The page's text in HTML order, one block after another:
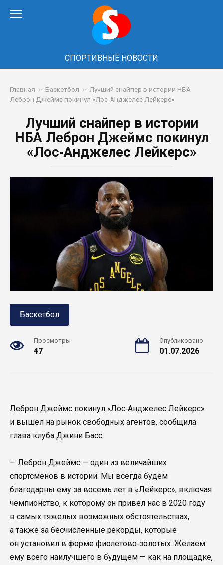
СПОРТИВНЫЕ НОВОСТИ
Главная » Баскетбол » Лучший снайпер в истории НБА
Леброн Джеймс покинул «Лос‑Анджелес Лейкерс»
Лучший снайпер в истории
НБА Леброн Джеймс покинул
«Лос‑Анджелес Лейкерс»
Баскетбол
Просмотры
47
Опубликовано
01.07.2026
Леброн Джеймс покинул «Лос‑Анджелес Лейкерс»
и вышел на рынок свободных агентов, сообщила
глава клуба Джини Басс.
— Леброн Джеймс — один из величайших
спортсменов в истории. Мы всегда будем
благодарны ему за восемь лет в «Лейкерс», включая
чемпионство, к которому он привел нас в 2020 году
в самых тяжелых возможных обстоятельствах,
а также за бесчисленные рекорды, которые
он установил в форме фиолетово‑золотых. Желаем
ему всего наилучшего в будущем — как на площадке,